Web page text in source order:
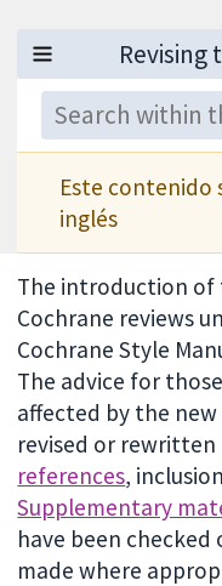
Este contenido
inglés
The introduction
Cochrane reviews
Cochrane Style
The advice for
affected by the
revised or
references,
Supplementary
have been
made where